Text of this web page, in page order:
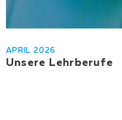
APRIL 2026
Unsere Lehrberufe